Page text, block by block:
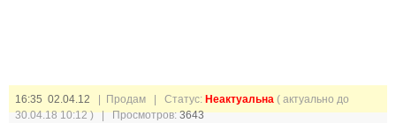
16:35 02.04.12 | Продам | Статус: Неактуальна ( актуально до
30.04.18 10:12 ) | Просмотров:3643